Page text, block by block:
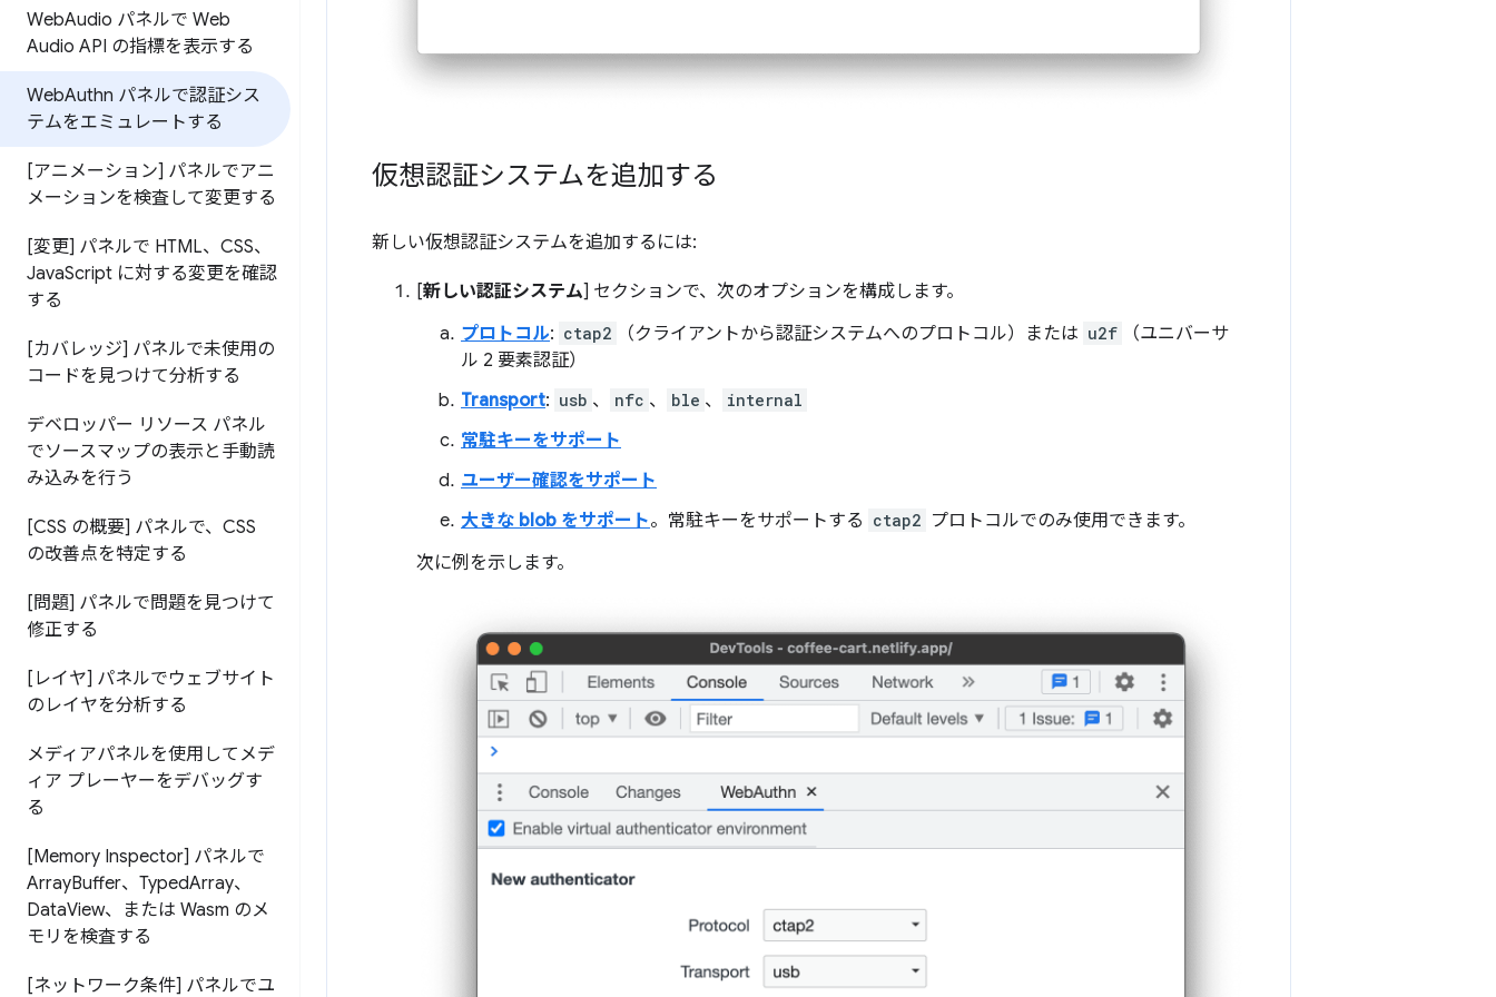
WebAudio パネルで Web
Audio API の指標を表示する
WebAuthn パネルで認証シス
テムをエミュレートする
[アニメーション] パネルでアニ
メーションを検査して変更する
[変更] パネルで HTML、CSS、
JavaScript に対する変更を確認
する
[カバレッジ] パネルで未使用の
コードを見つけて分析する
デベロッパー リソース パネル
でソースマップの表示と手動読
み込みを行う
[CSS の概要] パネルで、CSS
の改善点を特定する
[問題] パネルで問題を見つけて
修正する
[レイヤ] パネルでウェブサイト
のレイヤを分析する
メディアパネルを使用してメデ
ィア プレーヤーをデバッグす
る
[Memory Inspector] パネルで
ArrayBuffer、TypedArray、
DataView、または Wasm のメ
モリを検査する
[ネットワーク条件] パネルでユ
仮想認証システムを追加する
新しい仮想認証システムを追加するには:
[新しい認証システム] セクションで、次のオプションを構成します。
プロトコル: ctap2 （クライアントから認証システムへのプロトコル）または u2f
（ユニバーサ
ル 2 要素認証）
Transport: usb 、 nfc 、 ble 、 internal
常駐キーをサポート
ユーザー確認をサポート
大きな blob をサポート。常駐キーをサポートする ctap2 プロトコルでのみ使用できます。
次に例を示します。